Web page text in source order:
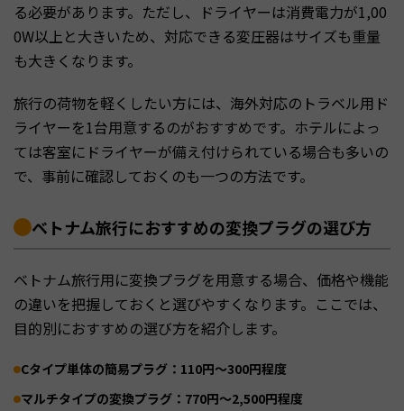
る必要があります。ただし、ドライヤーは消費電力が1,00
0W以上と大きいため、対応できる変圧器はサイズも重量
も大きくなります。
旅行の荷物を軽くしたい方には、海外対応のトラベル用ド
ライヤーを1台用意するのがおすすめです。ホテルによっ
ては客室にドライヤーが備え付けられている場合も多いの
で、事前に確認しておくのも一つの方法です。
ベトナム旅行におすすめの変換プラグの選び方
ベトナム旅行用に変換プラグを用意する場合、価格や機能
の違いを把握しておくと選びやすくなります。ここでは、
目的別におすすめの選び方を紹介します。
Cタイプ単体の簡易プラグ：110円〜300円程度
マルチタイプの変換プラグ：770円〜2,500円程度